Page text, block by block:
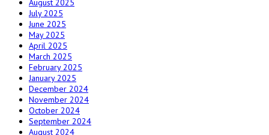
August 2025
July 2025
June 2025
May 2025
April 2025
March 2025
February 2025
January 2025
December 2024
November 2024
October 2024
September 2024
August 2024